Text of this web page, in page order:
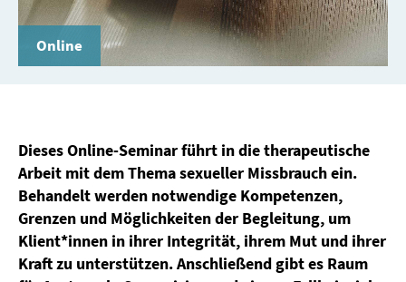
Online
Dieses Online-Seminar führt in die therapeutische
Arbeit mit dem Thema sexueller Missbrauch ein.
Behandelt werden notwendige Kompetenzen,
Grenzen und Möglichkeiten der Begleitung, um
Klient*innen in ihrer Integrität, ihrem Mut und ihrer
Kraft zu unterstützen. Anschließend gibt es Raum